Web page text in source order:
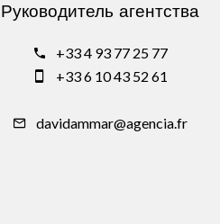
Руководитель агентства
+33 4 93 77 25 77
+33 6 10 43 52 61
davidammar@agencia.fr